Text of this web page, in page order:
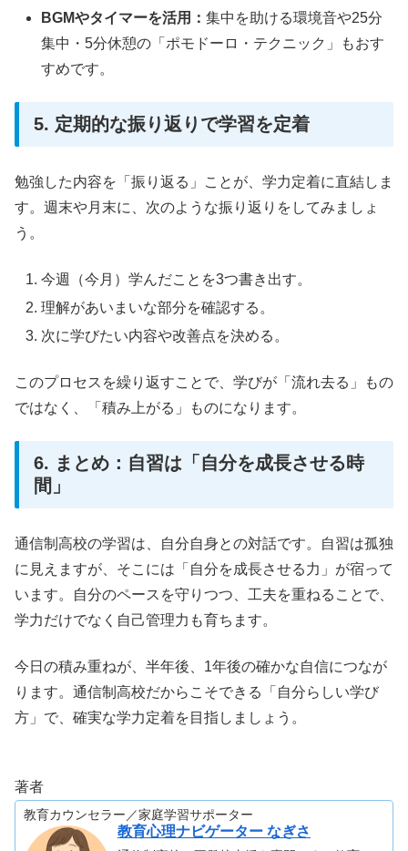
BGMやタイマーを活用：集中を助ける環境音や25分
集中・5分休憩の「ポモドーロ・テクニック」もおす
すめです。
5. 定期的な振り返りで学習を定着
勉強した内容を「振り返る」ことが、学力定着に直結しま
す。週末や月末に、次のような振り返りをしてみましょ
う。
今週（今月）学んだことを3つ書き出す。
理解があいまいな部分を確認する。
次に学びたい内容や改善点を決める。
このプロセスを繰り返すことで、学びが「流れ去る」もの
ではなく、「積み上がる」ものになります。
6. まとめ：自習は「自分を成長させる時
間」
通信制高校の学習は、自分自身との対話です。自習は孤独
に見えますが、そこには「自分を成長させる力」が宿って
います。自分のペースを守りつつ、工夫を重ねることで、
学力だけでなく自己管理力も育ちます。
今日の積み重ねが、半年後、1年後の確かな自信につなが
ります。通信制高校だからこそできる「自分らしい学び
方」で、確実な学力定着を目指しましょう。
著者
教育カウンセラー／家庭学習サポーター
教育心理ナビゲーター なぎさ